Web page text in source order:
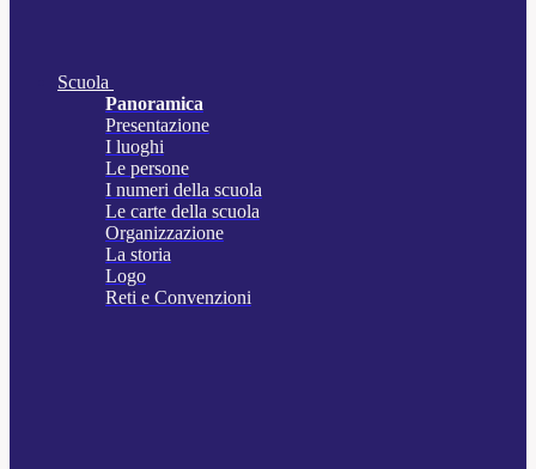
Scuola
Panoramica
Presentazione
I luoghi
Le persone
I numeri della scuola
Le carte della scuola
Organizzazione
La storia
Logo
Reti e Convenzioni